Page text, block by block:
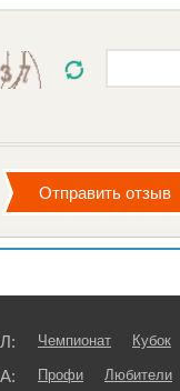
Чемпионат Кубок
Профи Любители